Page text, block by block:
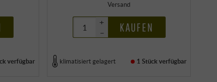
verfügbar
Versand
+
–
KAUFEN
klimatisiert gelagert 1 Stückverfügbar